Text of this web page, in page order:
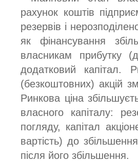
рахунок коштів
резервів і
як фінансування
власникам прибутку
додатковий капітал.
(безкоштовних) акцій
Ринкова ціна
власного капіталу:
погляду, капітал
вартість) до
після його збільшення.